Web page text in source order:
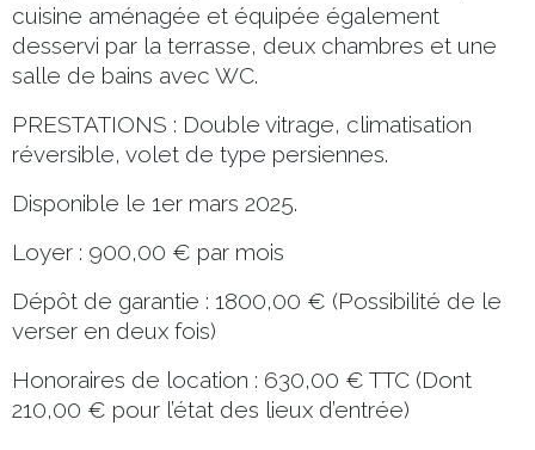
cuisine aménagée et équipée également
desservi par la terrasse, deux chambres et une
salle de bains avec WC.
PRESTATIONS : Double vitrage, climatisation
réversible, volet de type persiennes.
Disponible le 1er mars 2025.
Loyer : 900,00 € par mois
Dépôt de garantie : 1800,00 € (Possibilité de le
verser en deux fois)
Honoraires de location : 630,00 € TTC (Dont
210,00 € pour l’état des lieux d’entrée)